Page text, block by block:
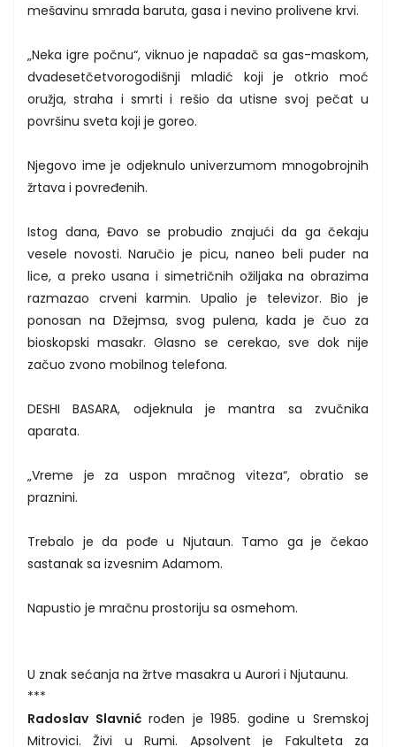
mešavinu smrada baruta, gasa i nevino prolivene krvi.
„Neka igre počnu“, viknuo je napadač sa gas-maskom,
dvadesetčetvorogodišnji mladić koji je otkrio moć
oružja, straha i smrti i rešio da utisne svoj pečat u
površinu sveta koji je goreo.
Njegovo ime je odjeknulo univerzumom mnogobrojnih
žrtava i povređenih.
Istog dana, Đavo se probudio znajući da ga čekaju
vesele novosti. Naručio je picu, naneo beli puder na
lice, a preko usana i simetričnih ožiljaka na obrazima
razmazao crveni karmin. Upalio je televizor. Bio je
ponosan na Džejmsa, svog pulena, kada je čuo za
bioskopski masakr. Glasno se cerekao, sve dok nije
začuo zvono mobilnog telefona.
DESHI BASARA, odjeknula je mantra sa zvučnika
aparata.
„Vreme je za uspon mračnog viteza“, obratio se
praznini.
Trebalo je da pođe u Njutaun. Tamo ga je čekao
sastanak sa izvesnim Adamom.
Napustio je mračnu prostoriju sa osmehom.
U znak sećanja na žrtve masakra u Aurori i Njutaunu.
***
Radoslav Slavnićrođen je 1985. godine u Sremskoj
Mitrovici. Živi u Rumi. Apsolvent je Fakulteta za